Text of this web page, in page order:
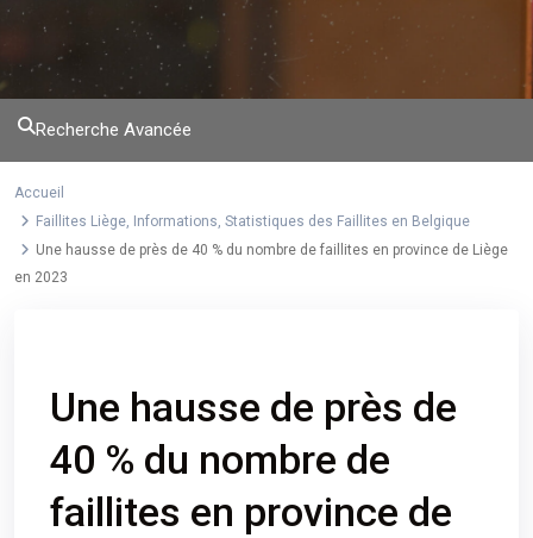
Recherche Avancée
Accueil
Faillites Liège, Informations, Statistiques des Faillites en Belgique
Une hausse de près de 40 % du nombre de faillites en province de Liège
en 2023
Une hausse de près de
40 % du nombre de
faillites en province de